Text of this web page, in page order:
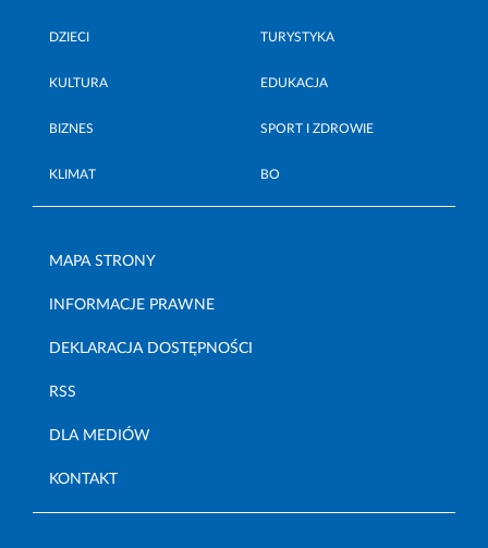
DZIECI TURYSTYKA
KULTURA EDUKACJA
BIZNES SPORT I ZDROWIE
KLIMAT BO
MAPA STRONY
INFORMACJE PRAWNE
DEKLARACJA DOSTĘPNOŚCI
RSS
DLA MEDIÓW
KONTAKT